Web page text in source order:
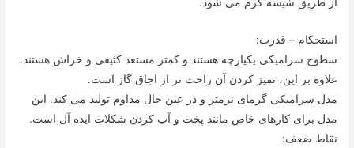
از طریق شیشه گرم می شود.
استحکام – قدرت:
سطوح سرامیکی یکپارچه هستند و کمتر مستعد کثیفی و خراش هستند.
علاوه بر این، تمیز کردن آن راحت تر از اجاق گاز است.
مدل سرامیکی گرمای نرمتر و در عین حال مداوم تولید می کند. این
مدل برای کارهای خاص مانند پخت و آب کردن شکلات ایده آل است.
نقاط ضعف: